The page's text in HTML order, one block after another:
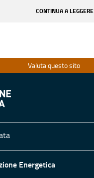
CONTINUA A LEGGERE
Valuta questo sito
Energetica